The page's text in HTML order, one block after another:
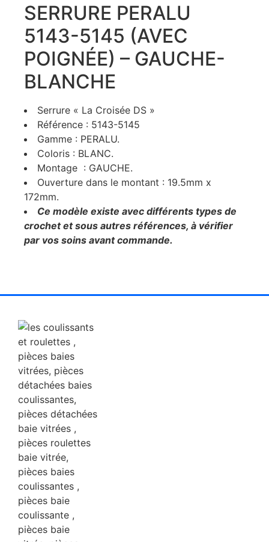
SERRURE PERALU
5143-5145 (AVEC
POIGNÉE) – GAUCHE-
BLANCHE
Serrure « La Croisée DS »
Référence : 5143-5145
Gamme : PERALU.
Coloris : BLANC.
Montage : GAUCHE.
Ouverture dans le montant : 19.5mm x
172mm.
Ce modèle existe avec différents types de
crochet et sous autres références, à vérifier
par vos soins avant commande.